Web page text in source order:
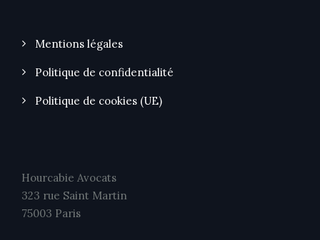
Mentions légales
Politique de confidentialité
Politique de cookies (UE)
Hourcabie Avocats
323 rue Saint Martin
75003 Paris